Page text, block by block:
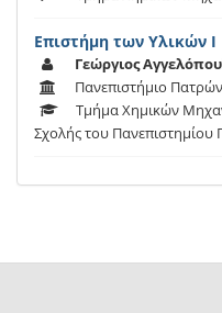
Επιστήμη των Υλικών Ι
Γεώργιος
Πανεπιστήμιο Πατρών
Τμήμα Χημικών
Σχολής του Πανεπιστημίου